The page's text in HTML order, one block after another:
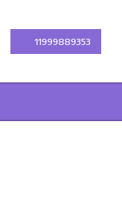
11999889353